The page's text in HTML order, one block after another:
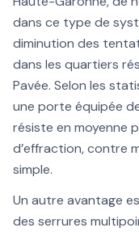
dans ce type de
diminution des
dans les quartiers
Pavée. Selon les
une porte équipée
résiste en moyenne
d’effraction, contre
simple.
Un autre avantage
des serrures